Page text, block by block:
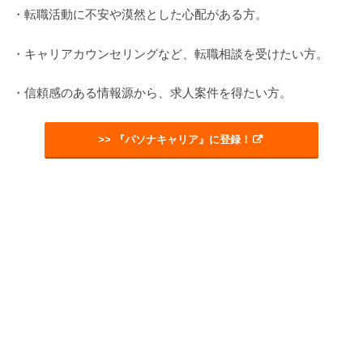
・転職活動に不安や漠然とした心配がある方。
・キャリアカウンセリングなど、転職相談を受けたい方。
・信頼感のある情報源から、求人案件を得たい方。
>> 『パソナキャリア』に登録！